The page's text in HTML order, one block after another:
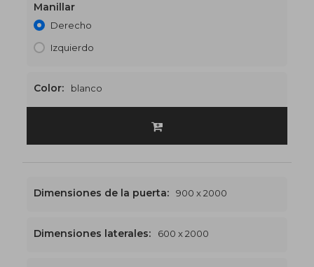
Manillar
Derecho
Izquierdo
Color: blanco
Dimensiones de la puerta: 900 x 2000
Dimensiones laterales: 600 x 2000